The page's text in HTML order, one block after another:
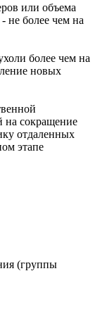
или объема
не более чем на
более чем на
новых
на сокращение
отдаленных
этапе
(группы